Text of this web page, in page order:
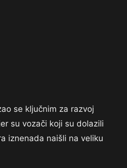
se ključnim za razvoj
su vozači koji su dolazili
iznenada naišli na veliku